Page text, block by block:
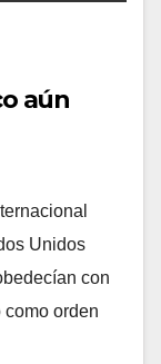
aún
Unidos
con
orden